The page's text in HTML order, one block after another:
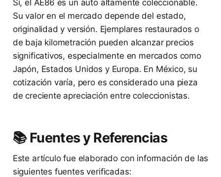
Sí, el AE86 es un auto altamente coleccionable.
Su valor en el mercado depende del estado,
originalidad y versión. Ejemplares restaurados o
de baja kilometración pueden alcanzar precios
significativos, especialmente en mercados como
Japón, Estados Unidos y Europa. En México, su
cotización varía, pero es considerado una pieza
de creciente apreciación entre coleccionistas.
📚 Fuentes y Referencias
Este artículo fue elaborado con información de las
siguientes fuentes verificadas: